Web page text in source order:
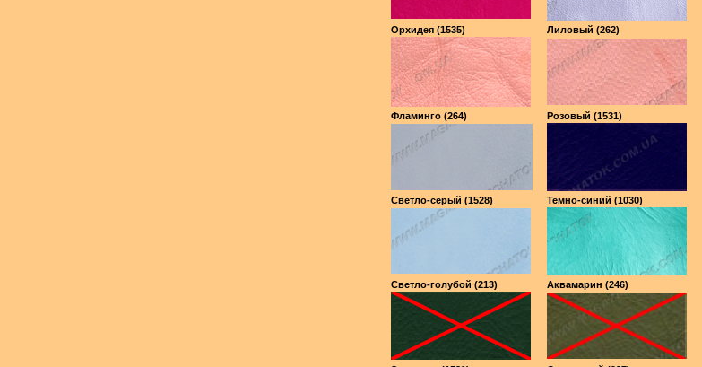
Орхидея (1535) Лиловый (262)
Фламинго (264) Розовый (1531)
Светло-серый (1528) Темно-синий (1030)
Светло-голубой (213) Аквамарин (246)